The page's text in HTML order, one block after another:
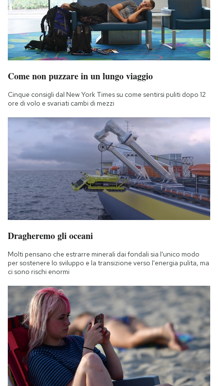
Come non puzzare in un lungo viaggio
Cinque consigli dal New York Times su come sentirsi puliti dopo 12
ore di volo e svariati cambi di mezzi
Dragheremo gli oceani
Molti pensano che estrarre minerali dai fondali sia l'unico modo
per sostenere lo sviluppo e la transizione verso l'energia pulita, ma
ci sono rischi enormi